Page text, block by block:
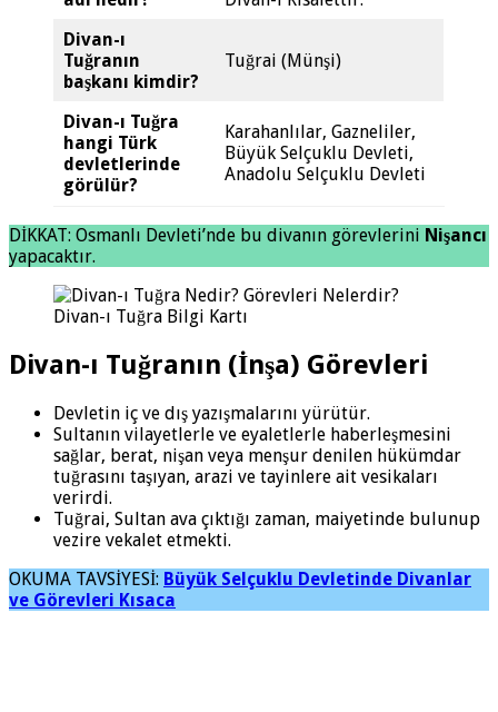
Divan-ı
Tuğranın
başkanı kimdir?
Tuğrai (Münşi)
Divan-ı Tuğra
hangi Türk
devletlerinde
görülür?
Karahanlılar, Gazneliler,
Büyük Selçuklu Devleti,
Anadolu Selçuklu Devleti
DİKKAT: Osmanlı Devleti’nde bu divanın görevlerini Nişancı
yapacaktır.
Divan-ı Tuğra Bilgi Kartı
Divan-ı Tuğranın (İnşa) Görevleri
Devletin iç ve dış yazışmalarını yürütür.
Sultanın vilayetlerle ve eyaletlerle haberleşmesini
sağlar, berat, nişan veya menşur denilen hükümdar
tuğrasını taşıyan, arazi ve tayinlere ait vesikaları
verirdi.
Tuğrai, Sultan ava çıktığı zaman, maiyetinde bulunup
vezire vekalet etmekti.
OKUMA TAVSİYESİ: Büyük Selçuklu Devletinde Divanlar
ve Görevleri Kısaca